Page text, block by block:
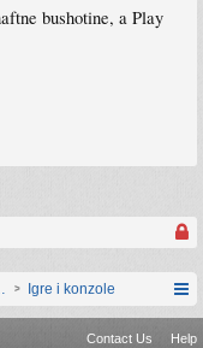
bushotine, a Play
Igre i konzole
Contact Us Help